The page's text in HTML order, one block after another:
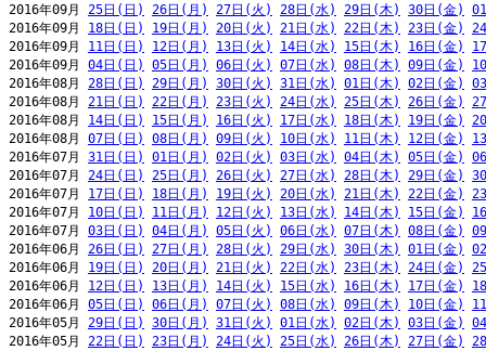
2016年09月 25日(日) 26日(月) 27日(火) 28日(水) 29日(木) 30日(金)
2016年09月 18日(日) 19日(月) 20日(火) 21日(水) 22日(木) 23日(金)
2016年09月 11日(日) 12日(月) 13日(火) 14日(水) 15日(木) 16日(金)
2016年09月 04日(日) 05日(月) 06日(火) 07日(水) 08日(木) 09日(金)
2016年08月 28日(日) 29日(月) 30日(火) 31日(水) 01日(木) 02日(金)
2016年08月 21日(日) 22日(月) 23日(火) 24日(水) 25日(木) 26日(金)
2016年08月 14日(日) 15日(月) 16日(火) 17日(水) 18日(木) 19日(金)
2016年08月 07日(日) 08日(月) 09日(火) 10日(水) 11日(木) 12日(金)
2016年07月 31日(日) 01日(月) 02日(火) 03日(水) 04日(木) 05日(金)
2016年07月 24日(日) 25日(月) 26日(火) 27日(水) 28日(木) 29日(金)
2016年07月 17日(日) 18日(月) 19日(火) 20日(水) 21日(木) 22日(金)
2016年07月 10日(日) 11日(月) 12日(火) 13日(水) 14日(木) 15日(金)
2016年07月 03日(日) 04日(月) 05日(火) 06日(水) 07日(木) 08日(金)
2016年06月 26日(日) 27日(月) 28日(火) 29日(水) 30日(木) 01日(金)
2016年06月 19日(日) 20日(月) 21日(火) 22日(水) 23日(木) 24日(金)
2016年06月 12日(日) 13日(月) 14日(火) 15日(水) 16日(木) 17日(金)
2016年06月 05日(日) 06日(月) 07日(火) 08日(水) 09日(木) 10日(金)
2016年05月 29日(日) 30日(月) 31日(火) 01日(水) 02日(木) 03日(金)
2016年05月 22日(日) 23日(月) 24日(火) 25日(水) 26日(木) 27日(金)